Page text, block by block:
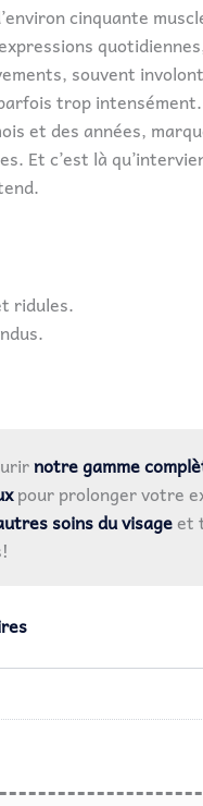
cinquante
souvent
trop
et des années,
Et c’est là
ridules.
notre gamme
pour prolonger votre
soins du visageet